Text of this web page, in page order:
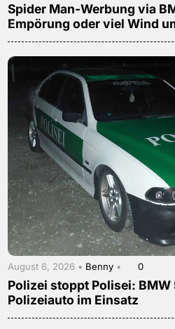
Spider Man-Werbung via
Empörung oder viel Wind
August 6, 2026 • Benny • 0
Polizei stoppt Polisei:
Polizeiauto im Einsatz